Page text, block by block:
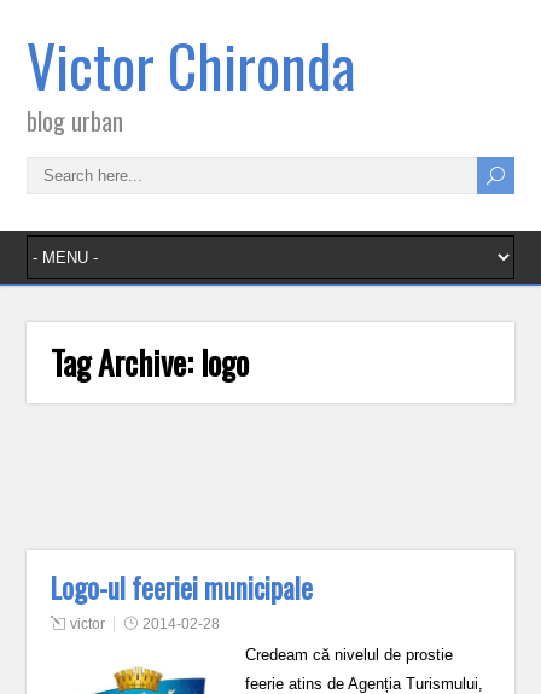
Victor Chironda
blog urban
Tag Archive: logo
Logo-ul feeriei municipale
victor 2014-02-28
Credeam că nivelul de prostie
feerie atins de Agenția Turismului,